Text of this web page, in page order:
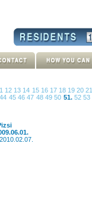
12 13 14 15 16 17 18 19 20 21
44 45 4647 48 4950 51. 5253